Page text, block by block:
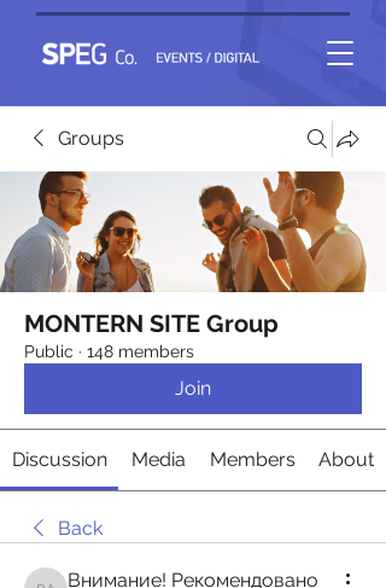
Groups
MONTERN SITE Group
Public · 148 members
Join
Discussion Media Members About
Back
Внимание! Рекомендовано